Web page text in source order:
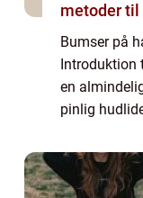
metoder
Bumser på
Introduktion
en
pinlig
med